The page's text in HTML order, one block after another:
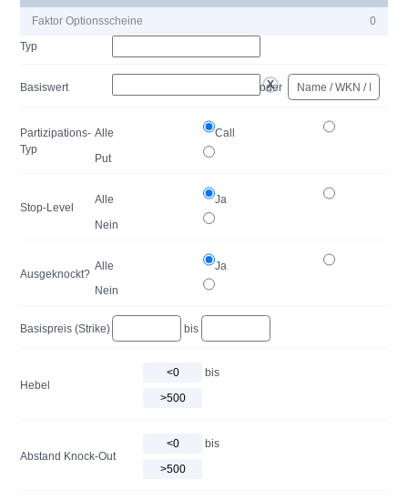
Faktor Optionsscheine
0
Typ
Basiswert oder
Partizipations-
Typ
Alle
Call
Put
Stop-Level
Alle
Ja
Nein
Ausgeknockt?
Alle
Ja
Nein
Basispreis (Strike) bis
Hebel
bis
Abstand Knock-Out
bis